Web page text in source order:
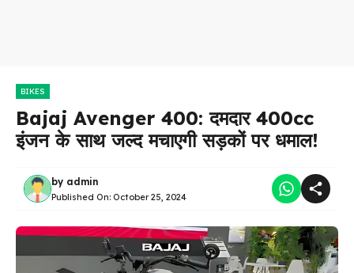
BIKES
Bajaj Avenger 400: दमदार 400cc
इंजन के साथ जल्द मचाएगी सड़कों पर धमाल!
by admin
Published On: October 25, 2024